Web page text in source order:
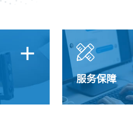
+ 
服务保障